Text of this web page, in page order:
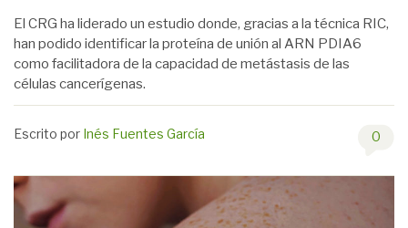
El CRG ha liderado un estudio donde, gracias a la técnica RIC,
han podido identificar la proteína de unión al ARN PDIA6
como facilitadora de la capacidad de metástasis de las
células cancerígenas.
Escrito por Inés Fuentes García 0